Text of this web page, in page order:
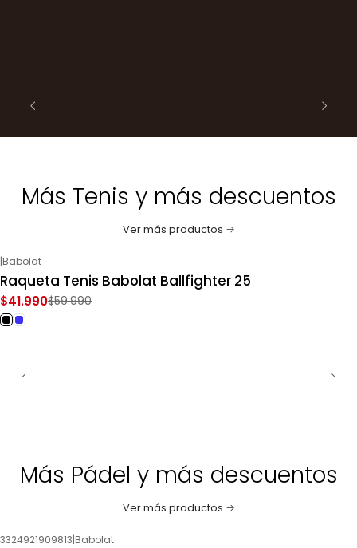
Más Tenis y más descuentos
Ver más productos
-30%OFF
|Babolat
Raqueta Tenis Babolat Ballfighter 25
$41.990$59.990
Más Pádel y más descuentos
Ver más productos
3324921909813|Babolat